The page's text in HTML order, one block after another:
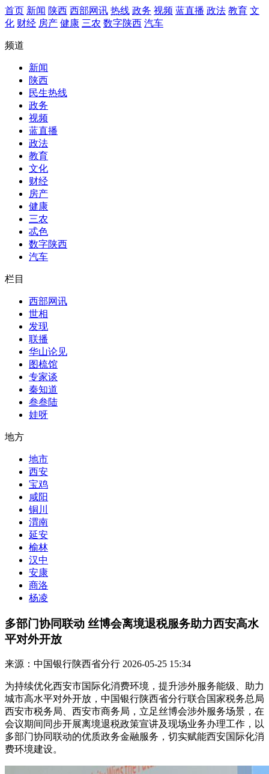
首页 新闻 陕西 西部网讯 热线 政务 视频 蓝直播 政法 教育 文
化 财经 房产 健康 三农 数字陕西 汽车
频道
新闻
陕西
民生热线
政务
视频
蓝直播
政法
教育
文化
财经
房产
健康
三农
忒色
数字陕西
汽车
栏目
西部网讯
世相
发现
联播
华山论见
图梳馆
专家谈
秦知道
叁叁陆
娃呀
地方
地市
西安
宝鸡
咸阳
铜川
渭南
延安
榆林
汉中
安康
商洛
杨凌
多部门协同联动 丝博会离境退税服务助力西安高水
平对外开放
来源：中国银行陕西省分行 2026-05-25 15:34
为持续优化西安市国际化消费环境，提升涉外服务能级、助力
城市高水平对外开放，中国银行陕西省分行联合国家税务总局
西安市税务局、西安市商务局，立足丝博会涉外服务场景，在
会议期间同步开展离境退税政策宣讲及现场业务办理工作，以
多部门协同联动的优质政务金融服务，切实赋能西安国际化消
费环境建设。